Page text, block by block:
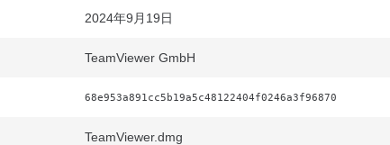
2024年9月19日
TeamViewer GmbH
68e953a891cc5b19a5c48122404f0246a3f96870
TeamViewer.dmg